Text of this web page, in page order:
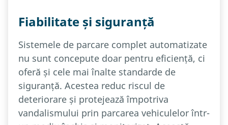
Fiabilitate și siguranță
Sistemele de parcare complet automatizate
nu sunt concepute doar pentru eficiență, ci
oferă și cele mai înalte standarde de
siguranță. Acestea reduc riscul de
deteriorare și protejează împotriva
vandalismului prin parcarea vehiculelor într-